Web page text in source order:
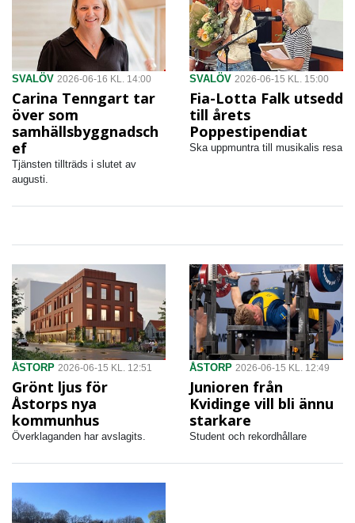
SVALÖV 2026-06-16 KL. 14:00
Carina Tenngart tar
över som
samhällsbyggnadsch
ef
Tjänsten tillträds i slutet av
augusti.
SVALÖV 2026-06-15 KL. 15:00
Fia-Lotta Falk utsedd
till årets
Poppestipendiat
Ska uppmuntra till musikalis resa
ÅSTORP 2026-06-15 KL. 12:51
Grönt ljus för
Åstorps nya
kommunhus
Överklaganden har avslagits.
ÅSTORP 2026-06-15 KL. 12:49
Junioren från
Kvidinge vill bli ännu
starkare
Student och rekordhållare